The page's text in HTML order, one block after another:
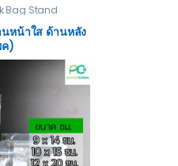
Bag Stand
หน้าใส ด้านหลัง
)